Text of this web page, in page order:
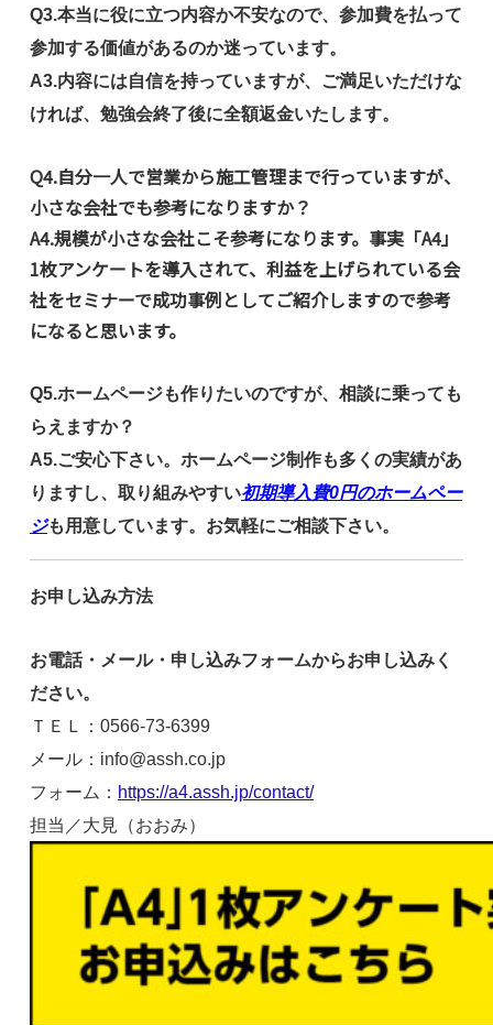
Q3.本当に役に立つ内容か不安なので、参加費を払って
参加する価値があるのか迷っています。
A3.内容には自信を持っていますが、ご満足いただけな
ければ、勉強会終了後に全額返金いたします。
Q4.自分一人で営業から施工管理まで行っていますが、
小さな会社でも参考になりますか？
A4.規模が小さな会社こそ参考になります。事実「A4」
1枚アンケートを導入されて、利益を上げられている会
社をセミナーで成功事例としてご紹介しますので参考
になると思います。
Q5.ホームページも作りたいのですが、相談に乗っても
らえますか？
A5.ご安心下さい。ホームページ制作も多くの実績があ
りますし、取り組みやすい初期導入費0円のホームペー
ジも用意しています。お気軽にご相談下さい。
お申し込み方法
お電話・メール・申し込みフォームからお申し込みく
ださい。
ＴＥＬ：0566-73-6399
メール：info@assh.co.jp
フォーム： https://a4.assh.jp/contact/
担当／大見（おおみ）